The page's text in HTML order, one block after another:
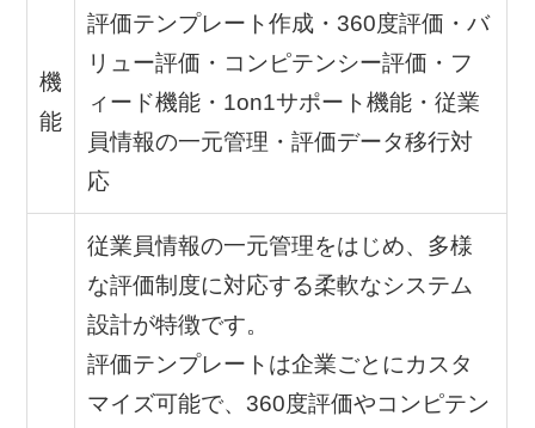
機
能
評価テンプレート作成・360度評価・バ
リュー評価・コンピテンシー評価・フ
ィード機能・1on1サポート機能・従業
員情報の一元管理・評価データ移行対
応
従業員情報の一元管理をはじめ、多様
な評価制度に対応する柔軟なシステム
設計が特徴です。
評価テンプレートは企業ごとにカスタ
マイズ可能で、360度評価やコンピテン